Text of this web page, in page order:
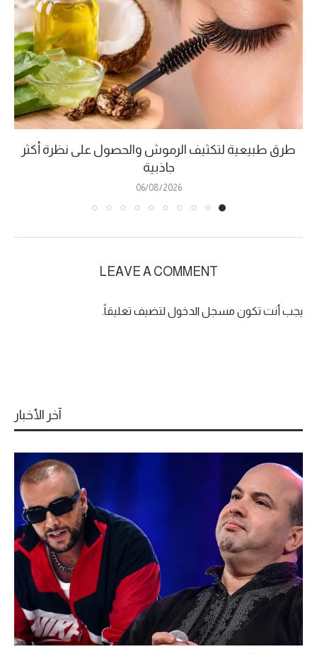
طرق طبيعية لتكثيف الرموش والحصول على نظرة أكثر
جاذبية
06/08/2026
LEAVE A COMMENT
يجب أنت تكون مسجل الدخول لتضيف تعليقاً.
آخر الأخبار